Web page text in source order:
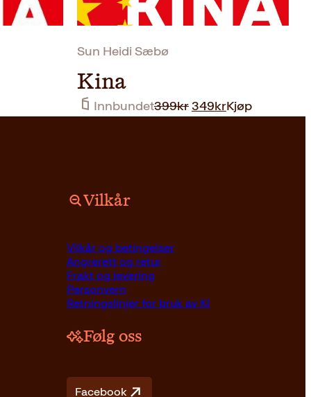
Sun Heidi Sæbø
Kina
Innbundet399kr Opprinnelig
pris
349krNåværende
pris
Kjøp
Vilkår
Vilkår og betingelser
Angrerett og retur
Frakt og levering
Personvern
Retningslinjer for bruk av KI
Følg oss
Facebook